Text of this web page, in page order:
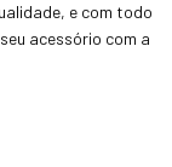
e com todo
acessório com a